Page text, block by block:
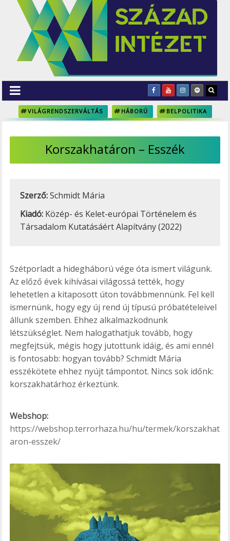
VILÁGRENDSZERVÁLTÁS HÁBORÚ BELPOLITIKA
Korszakhatáron – Esszék
Szerző:Schmidt Mária
Kiadó: Közép- és Kelet-európai Történelem és
Társadalom Kutatásáért Alapítvány (2022)
Szétporladt a hidegháború vége óta ismert világunk.
Az előző évek kihívásai világossá tették, hogy
lehetetlen a kitaposott úton továbbmennünk. Fel kell
ismernünk, hogy egy új rend új típusú próbatételeivel
állunk szemben. Ehhez alkalmazkodnunk
létszükséglet. Nem halogathatjuk tovább, hogy
megfejtsük, mégis hogy jutottunk idáig, és ami ennél
is fontosabb: hogyan tovább? Schmidt Mária
esszékötete ehhez nyújt támpontot. Nincs sok időnk:
korszakhatárhoz érkeztünk.
Webshop:
https://webshop.terrorhaza.hu/hu/termek/korszakhat
aron-esszek/